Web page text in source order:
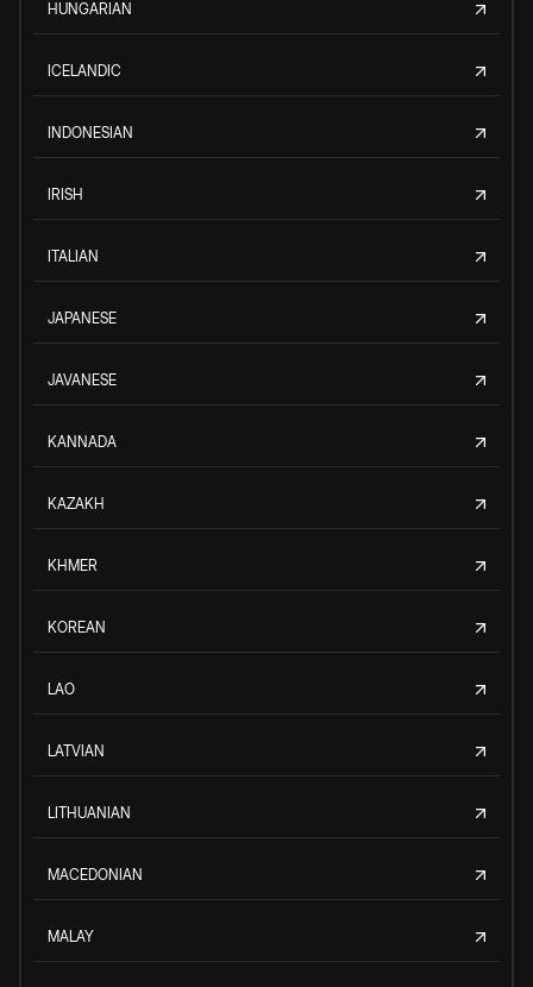
HUNGARIAN
ICELANDIC
INDONESIAN
IRISH
ITALIAN
JAPANESE
JAVANESE
KANNADA
KAZAKH
KHMER
KOREAN
LAO
LATVIAN
LITHUANIAN
MACEDONIAN
MALAY